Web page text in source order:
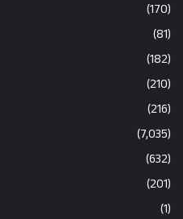
(170)
(81)
(182)
(210)
(216)
(7,035)
(632)
(201)
(1)